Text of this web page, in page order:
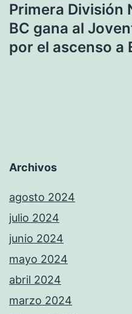
Primera División
BC gana al
por el ascenso a
Archivos
agosto 2024
julio 2024
junio 2024
mayo 2024
abril 2024
marzo 2024